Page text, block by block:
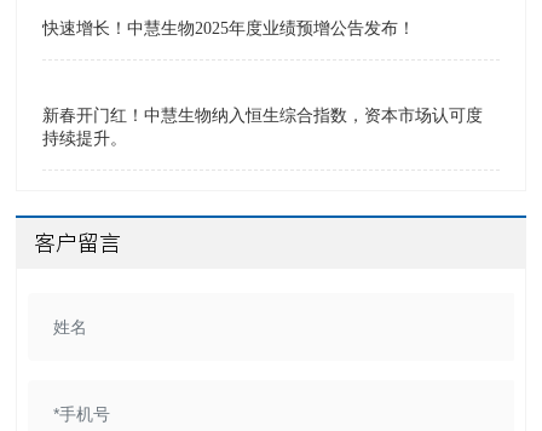
快速增长！中慧生物2025年度业绩预增公告发布！
新春开门红！中慧生物纳入恒生综合指数，资本市场认可度
持续提升。
客户留言